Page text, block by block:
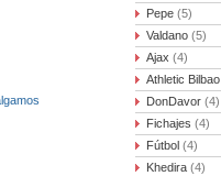
Pepe (5)
Valdano (5)
Ajax (4)
Athletic Bilbao
DonDavor (4)
Fichajes (4)
Fútbol (4)
Khedira (4)